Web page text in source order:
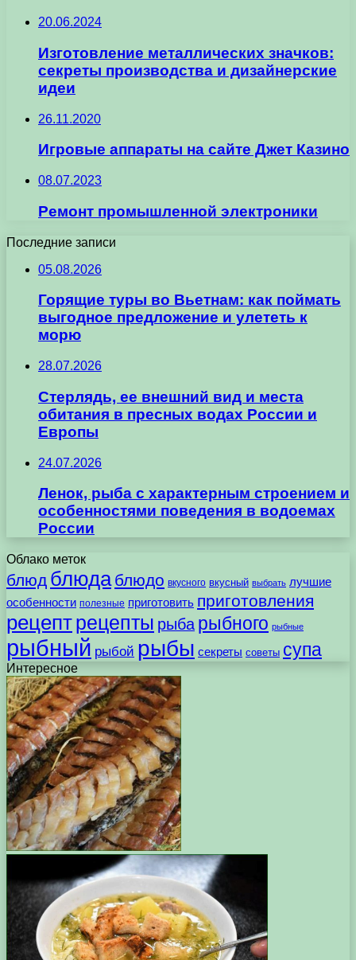
20.06.2024
Изготовление металлических значков:
секреты производства и дизайнерские
идеи
26.11.2020
Игровые аппараты на сайте Джет Казино
08.07.2023
Ремонт промышленной электроники
Последние записи
05.08.2026
Горящие туры во Вьетнам: как поймать
выгодное предложение и улететь к
морю
28.07.2026
Стерлядь, ее внешний вид и места
обитания в пресных водах России и
Европы
24.07.2026
Ленок, рыба с характерным строением и
особенностями поведения в водоемах
России
Облако меток
блюд блюда блюдо вкусного вкусный выбрать лучшие
особенности полезные приготовить приготовления
рецептрецепты рыба рыбного рыбные
рыбный рыбой рыбы секреты советы супа
Интересное